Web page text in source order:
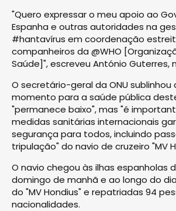
"Quero expressar o meu apoio ao
Espanha e outras autoridades na
#hantavírus em coordenação
companheiros da @WHO
Saúde]", escreveu António Guterres,
O secretário-geral da ONU sublinhou
momento para a saúde pública
"permanece baixo", mas "é
medidas sanitárias internacionais
segurança para todos, incluindo
tripulação" do navio de cruzeiro "MV
O navio chegou às ilhas espanholas
domingo de manhã e ao longo do
do "MV Hondius" e repatriadas 94
nacionalidades.